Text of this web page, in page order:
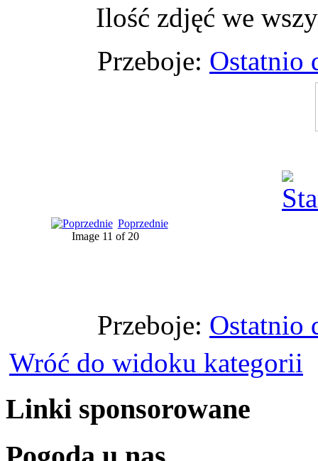
Ilość zdjęć we
Przeboje: Ostatnio
Poprzednie
Image 11 of 20
Przeboje: Ostatnio
Wróć do widoku kategorii
Linki sponsorowane